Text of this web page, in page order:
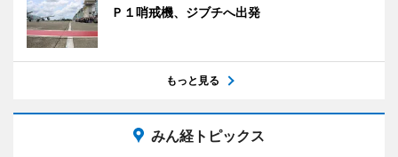
Ｐ１哨戒機、ジブチへ出発
もっと見る
みん経トピックス